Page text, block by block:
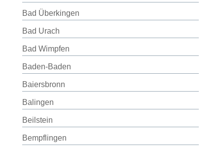
Bad Überkingen
Bad Urach
Bad Wimpfen
Baden-Baden
Baiersbronn
Balingen
Beilstein
Bempflingen